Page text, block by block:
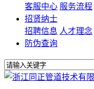
客服中心 服务流程
招贤纳士
招聘信息 人才理念
防伪查询